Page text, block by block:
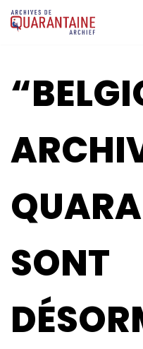
Aller
au
SONT